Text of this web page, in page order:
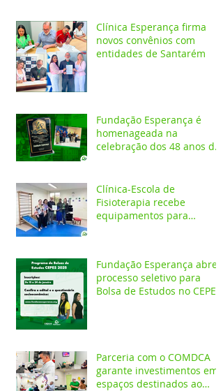
Clínica Esperança firma
novos convênios com
entidades de Santarém
Fundação Esperança é
homenageada na
celebração dos 48 anos da
Clínica-Escola de
Fisioterapia recebe
equipamentos para
Fundação Esperança abre
processo seletivo para
Bolsa de Estudos no CEPES
Parceria com o COMDCA
garante investimentos em
espaços destinados ao